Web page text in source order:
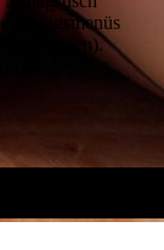
Mittagsmenüs
erbeten).
gerne